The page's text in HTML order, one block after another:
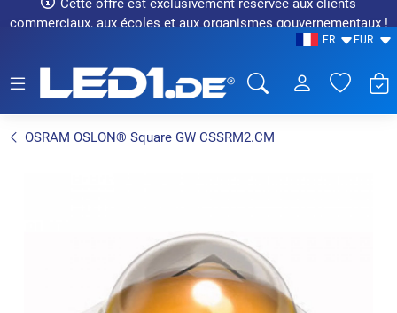
Cette offre est exclusivement réservée aux clients
commerciaux, aux écoles et aux organismes gouvernementaux !
FR EUR
OSRAM OSLON® Square GW CSSRM2.CM